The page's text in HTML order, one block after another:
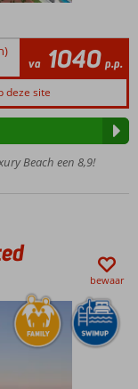
va 1040 p.p.
deze site
Beach een 8,9!
bewaar